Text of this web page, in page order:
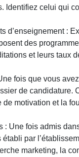
Identifiez celui qui
d’enseignement :
des
et leurs taux
fois que vous
de
de motivation et la
: Une fois admis
établi par
marketing, la